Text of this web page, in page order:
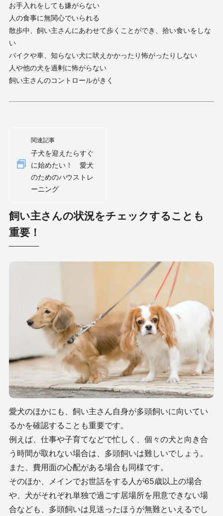
お手入れをしても嫌がらない
人の食事に無関心でいられる
散歩中、飼い主さんにあわせて歩くことができ、拾い食いをしな
い
バイクや車、知らない犬に吠えかかったり怖がったりしない
人や他の犬を過剰に怖がらない
飼い主さんのコントロールがきく
関連記事
子犬を迎えたらすぐ
に始めたい！ 愛犬
のためのハウストレ
ーニング
飼い主さんの状況をチェックすることも
重要！
愛犬のほかにも、飼い主さん自身が多頭飼いに向いてい
るかを確認することも重要です。
例えば、仕事や子育てなどで忙しく、個々の犬と向き合
う時間が取れない場合は、多頭飼いは難しいでしょう。
また、費用面の心配がある場合も同様です。
そのほか、メインでお世話をする人が65歳以上の場合
や、犬がそれぞれ単独で過ごす居場所を用意できない場
合なども、多頭飼いは見送ったほうが無難といえるでし